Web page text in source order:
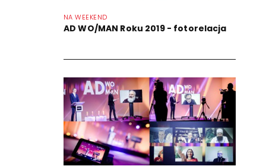
NA WEEKEND
AD WO/MAN Roku 2019 - fotorelacja